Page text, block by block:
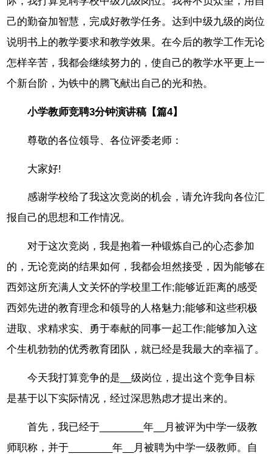
己的勤奋加智慧，完成好教学任务。达到中级九级的岗位
说明书上的教学要求和教学效果。在今后的教学工作无论
怎样辛苦，我都会继续努力的，使自己的教学水平更上一
个新台阶，为铁中的腾飞献出自己的光和热。
小学教师竞聘3分钟演讲稿【篇4】
尊敬的各位领导、各位评委老师：
大家好!
感谢学校给了我这次竞岗的机会，请允许我向各位汇
报自己的思想和工作情况。
对于这次竞岗，我是抱着一种锻炼自己的心态参加
的，无论竞岗的结果如何，我都会坦然接受，因为能够在
西郊这所充满人文关怀的学校里工作;能够近距离的感受
西郊先进的教育理念和领导的人格魅力;能够和这些积极
进取、求精求实、勇于奉献的同事一起工作;能够加入这
个生机勃勃的优秀教育团队，就已经是我最大的幸福了。
今天我打算竞争的是__级岗位，提出这个竞争目标
是基于以下实际情况，经过深思熟虑才提出来的。
首先，我已经于________年__月被评为中学一级教
师职称，并于________年__月被聘为中学一级教师。自